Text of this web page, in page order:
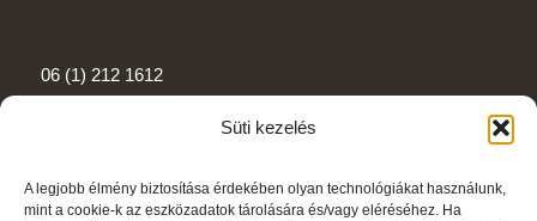
Süti kezelés
A legjobb élmény biztosítása érdekében olyan technológiákat használunk,
mint a cookie-k az eszközadatok tárolására és/vagy eléréséhez. Ha
06 (1) 212 1612
patermarcusbp@gmail.com